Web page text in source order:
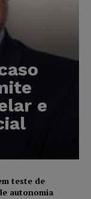
e
teste de
autonomia